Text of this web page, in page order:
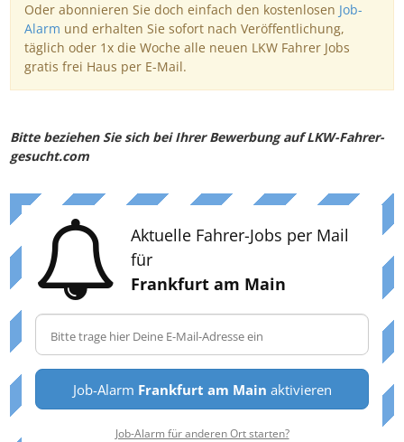
Oder abonnieren Sie doch einfach den kostenlosen Job-
Alarm und erhalten Sie sofort nach Veröffentlichung,
täglich oder 1x die Woche alle neuen LKW Fahrer Jobs
gratis frei Haus per E-Mail.
Bitte beziehen Sie sich bei Ihrer Bewerbung auf LKW-Fahrer-
gesucht.com
Aktuelle Fahrer-Jobs per Mail
für
Frankfurt am Main
Job-Alarm Frankfurt am Main aktivieren
Job-Alarm für anderen Ort starten?